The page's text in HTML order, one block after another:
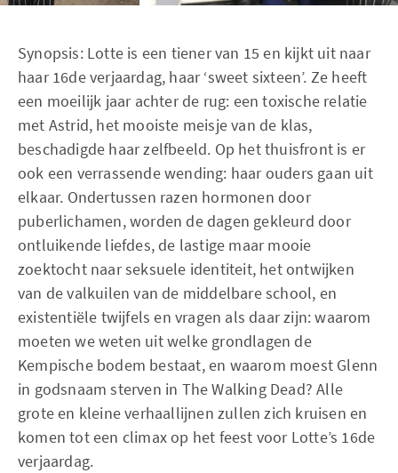
Synopsis: Lotte is een tiener van 15 en kijkt uit naar
haar 16de verjaardag, haar ‘sweet sixteen’. Ze heeft
een moeilijk jaar achter de rug: een toxische relatie
met Astrid, het mooiste meisje van de klas,
beschadigde haar zelfbeeld. Op het thuisfront is er
ook een verrassende wending: haar ouders gaan uit
elkaar. Ondertussen razen hormonen door
puberlichamen, worden de dagen gekleurd door
ontluikende liefdes, de lastige maar mooie
zoektocht naar seksuele identiteit, het ontwijken
van de valkuilen van de middelbare school, en
existentiële twijfels en vragen als daar zijn: waarom
moeten we weten uit welke grondlagen de
Kempische bodem bestaat, en waarom moest Glenn
in godsnaam sterven in The Walking Dead? Alle
grote en kleine verhaallijnen zullen zich kruisen en
komen tot een climax op het feest voor Lotte’s 16de
verjaardag.